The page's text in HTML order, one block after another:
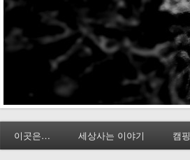
이곳은… 세상사는 이야기 캠핑